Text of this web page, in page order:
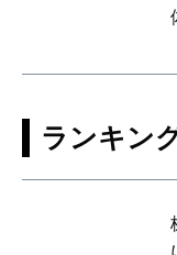
ランキン